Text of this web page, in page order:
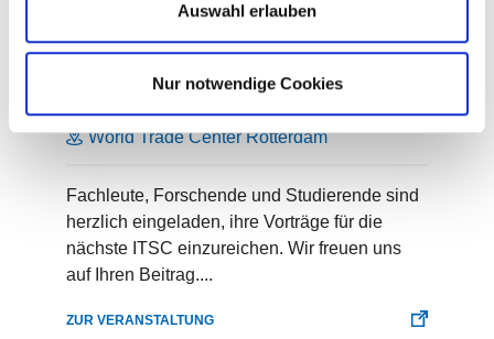
Auswahl erlauben
Nur notwendige Cookies
THERMAL SPRAYING
12.05.2027 – 14.05.2027
World Trade Center Rotterdam
Fachleute, Forschende und Studierende sind
herzlich eingeladen, ihre Vorträge für die
nächste ITSC einzureichen. Wir freuen uns
auf Ihren Beitrag....
ZUR VERANSTALTUNG